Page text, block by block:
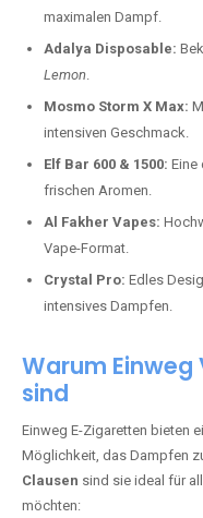
maximalen Dampf.
Adalya Disposable:
Lemon.
Mosmo Storm X Max:
intensiven Geschmack.
Elf Bar 600 & 1500: Eine
frischen Aromen.
Al Fakher Vapes:
Vape-Format.
Crystal Pro: Edles
intensives Dampfen.
Warum Einweg
sind
Einweg E-Zigaretten bieten
Möglichkeit, das Dampfen
Clausen sind sie ideal für
möchten: